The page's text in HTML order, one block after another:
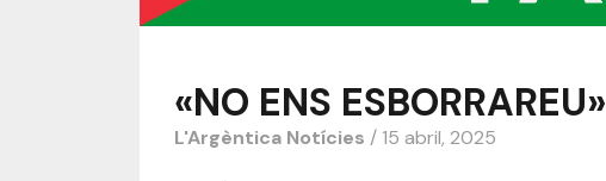
«NO ENS ESBORRAREU»
L'Argèntica Notícies / 15 abril, 2025